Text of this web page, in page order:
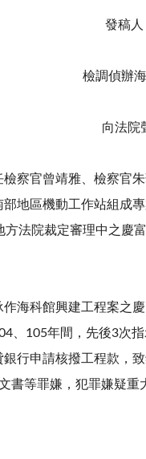
發稿
檢調偵辦
向法院
察官曾靖雅、檢察官
地區機動工作站組成
法院裁定審理中之慶
海科館興建工程案之
、105年間，先後3次
銀行申請核撥工程款，
書等罪嫌，犯罪嫌疑重